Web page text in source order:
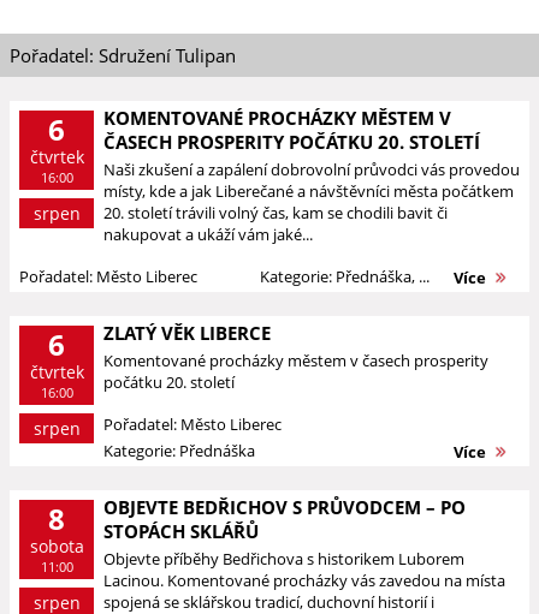
Pořadatel: Sdružení Tulipan
6
čtvrtek
16:00
srpen
KOMENTOVANÉ PROCHÁZKY MĚSTEM V
ČASECH PROSPERITY POČÁTKU 20. STOLETÍ
Naši zkušení a zapálení dobrovolní průvodci vás provedou
místy, kde a jak Liberečané a návštěvníci města počátkem
20. století trávili volný čas, kam se chodili bavit či
nakupovat a ukáží vám jaké...
Pořadatel: Město Liberec
Kategorie: Přednáška, ... Více
6
čtvrtek
16:00
srpen
ZLATÝ VĚK LIBERCE
Komentované procházky městem v časech prosperity
počátku 20. století
Pořadatel: Město Liberec
Kategorie: Přednáška
Více
8
sobota
11:00
srpen
OBJEVTE BEDŘICHOV S PRŮVODCEM – PO
STOPÁCH SKLÁŘŮ
Objevte příběhy Bedřichova s historikem Luborem
Lacinou. Komentované procházky vás zavedou na místa
spojená se sklářskou tradicí, duchovní historií i